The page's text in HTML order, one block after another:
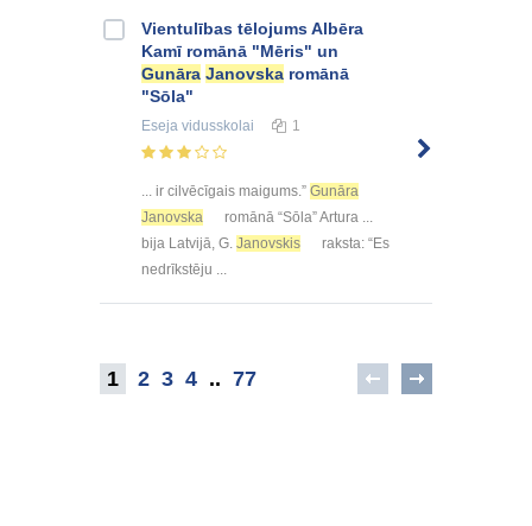
Vientulības tēlojums Albēra
Kamī romānā "Mēris" un
Gunāra Janovska romānā
"Sōla"
Eseja vidusskolai 1
... ir cilvēcīgais maigums.” Gunāra
Janovska
romānā “Sōla” Artura ...
bija Latvijā, G. Janovskis
raksta: “Es
nedrīkstēju ...
1 2 3 4 .. 77